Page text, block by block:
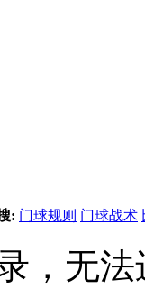
: 门球规则 门球战术
，无